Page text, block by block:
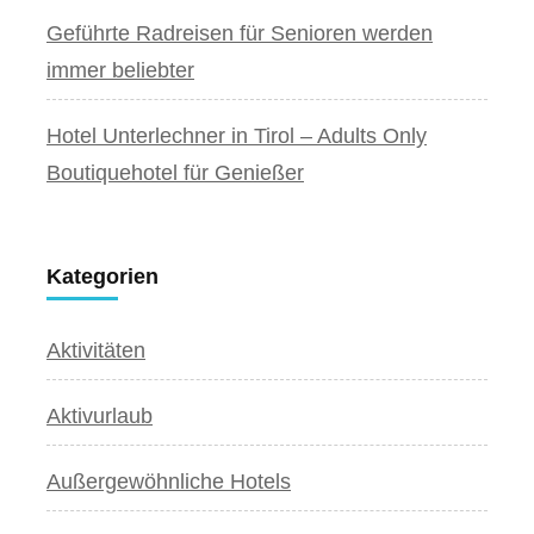
Geführte Radreisen für Senioren werden
immer beliebter
Hotel Unterlechner in Tirol – Adults Only
Boutiquehotel für Genießer
Kategorien
Aktivitäten
Aktivurlaub
Außergewöhnliche Hotels